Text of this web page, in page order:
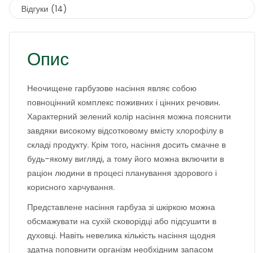
Відгуки (14)
Опис
Неочищене гарбузове насіння являє собою
повноцінний комплекс поживних і цінних речовин.
Характерний зелений колір насіння можна пояснити
завдяки високому відсотковому вмісту хлорофілу в
складі продукту. Крім того, насіння досить смачне в
будь-якому вигляді, а тому його можна включити в
раціон людини в процесі планування здорового і
корисного харчування.
Представлене насіння гарбуза зі шкіркою можна
обсмажувати на сухій сковорідці або підсушити в
духовці. Навіть невелика кількість насіння щодня
здатна поповнити організм необхідним запасом